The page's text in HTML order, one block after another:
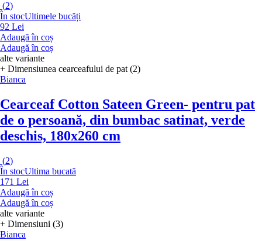
(2)
În stocUltimele bucăți
92 Lei
Adaugă în coș
Adaugă în coș
alte variante
+ Dimensiunea cearceafului de pat (2)
Bianca
Cearceaf Cotton Sateen Green- pentru pat
de o persoană, din bumbac satinat, verde
deschis, 180x260 cm
(2)
În stocUltima bucată
171 Lei
Adaugă în coș
Adaugă în coș
alte variante
+ Dimensiuni (3)
Bianca